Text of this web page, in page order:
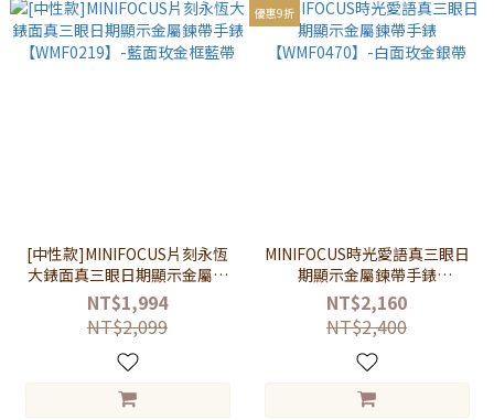
[中性款]MINIFOCUS片刻永恆
大錶面真三眼日期顯示金屬鍊
帶手錶【WMF0219】-藍面玫
金框藍帶
NT$1,994
NT$2,099
優惠9折
MINIFOCUS時光愛語真三眼日
期顯示金屬鍊帶手錶
【WMF0470】-白面玫金銀帶
NT$2,160
NT$2,400